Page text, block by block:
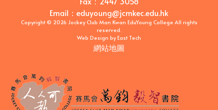
Email ： eduyoung@jcmkec.edu.hk
Copyright © 2026 Jockey Club Man Kwan EduYoung College All rights
reserved.
Web Design byEast Tech
網站地圖